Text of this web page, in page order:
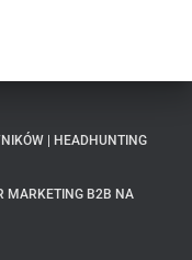
| HEADHUNTING
MARKETING B2B NA